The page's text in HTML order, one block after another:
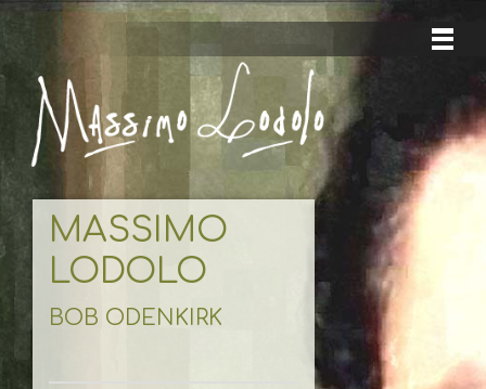
MASSIMO
LODOLO
BOB ODENKIRK